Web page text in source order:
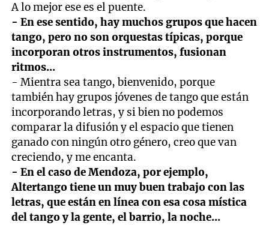
A lo mejor ese es el puente.
- En ese sentido, hay muchos grupos que hacen
tango, pero no son orquestas típicas, porque
incorporan otros instrumentos, fusionan
ritmos...
- Mientra sea tango, bienvenido, porque
también hay grupos jóvenes de tango que están
incorporando letras, y si bien no podemos
comparar la difusión y el espacio que tienen
ganado con ningún otro género, creo que van
creciendo, y me encanta.
- En el caso de Mendoza, por ejemplo,
Altertango tiene un muy buen trabajo con las
letras, que están en línea con esa cosa mística
del tango y la gente, el barrio, la noche...